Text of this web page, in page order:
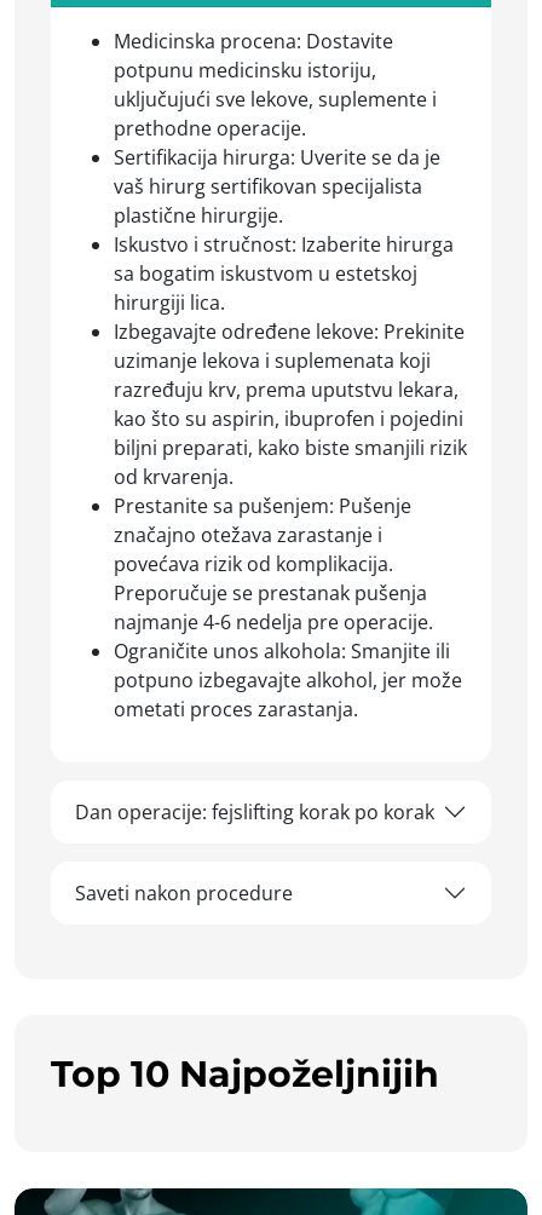
Medicinska procena: Dostavite
potpunu medicinsku istoriju,
uključujući sve lekove, suplemente i
prethodne operacije.
Sertifikacija hirurga: Uverite se da je
vaš hirurg sertifikovan specijalista
plastične hirurgije.
Iskustvo i stručnost: Izaberite hirurga
sa bogatim iskustvom u estetskoj
hirurgiji lica.
Izbegavajte određene lekove: Prekinite
uzimanje lekova i suplemenata koji
razređuju krv, prema uputstvu lekara,
kao što su aspirin, ibuprofen i pojedini
biljni preparati, kako biste smanjili rizik
od krvarenja.
Prestanite sa pušenjem: Pušenje
značajno otežava zarastanje i
povećava rizik od komplikacija.
Preporučuje se prestanak pušenja
najmanje 4-6 nedelja pre operacije.
Ograničite unos alkohola: Smanjite ili
potpuno izbegavajte alkohol, jer može
ometati proces zarastanja.
Dan operacije: fejslifting korak po korak
Saveti nakon procedure
Top 10 Najpoželjnijih